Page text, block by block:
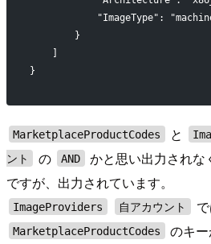
"ImageType":
        }
}
MarketplaceProductCodes と
ント
の AND
かと思い出力され
ですが、出力されています。
ImageProviders 自アカウント
MarketplaceProductCodes
のキ